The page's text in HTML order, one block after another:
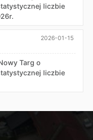
liczbie
2026-01-15
Targ o
liczbie